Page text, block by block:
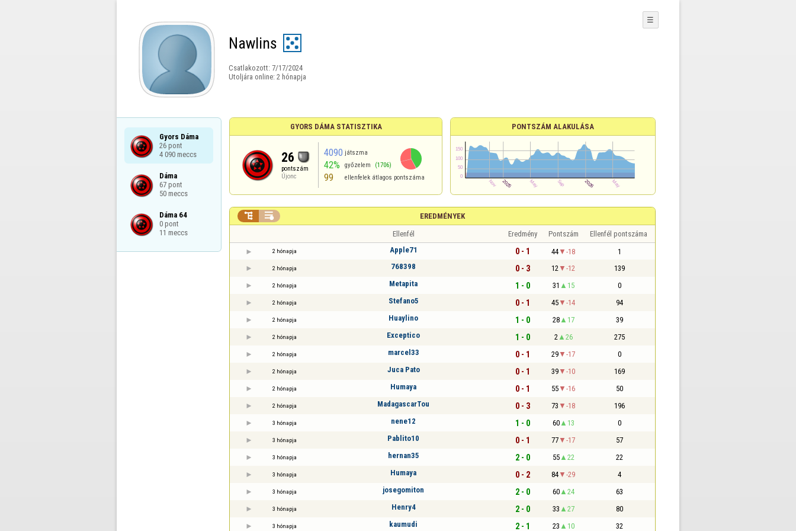
Nawlins
Csatlakozott: 7/17/2024
Utoljára online: 2 hónapja
☰
Gyors Dáma
26 pont
4 090 meccs
Dáma
67 pont
50 meccs
Dáma 64
0 pont
11 meccs
GYORS DÁMA STATISZTIKA
26
pontszám
Újonc
4090 játszma
42% győzelem (1706)
99 ellenfelek átlagos pontszáma
PONTSZÁM ALAKULÁSA
EREDMÉNYEK
 
Ellenfél Eredmény Pontszám Ellenfél pontszáma
2 hónapja Apple71 0 - 1 44 -18 1
2 hónapja 768398 0 - 3 12 -12 139
2 hónapja Metapita 1 - 0 31 15 0
2 hónapja Stefano5 0 - 1 45 -14 94
2 hónapja Huaylino 1 - 0 28 17 39
2 hónapja Exceptico 1 - 0 2 26 275
2 hónapja marcel33 0 - 1 29 -17 0
2 hónapja Juca Pato 0 - 1 39 -10 169
2 hónapja Humaya 0 - 1 55 -16 50
2 hónapja MadagascarTou 0 - 3 73 -18 196
3 hónapja nene12 1 - 0 60 13 0
3 hónapja Pablito10 0 - 1 77 -17 57
3 hónapja hernan35 2 - 0 55 22 22
3 hónapja Humaya 0 - 2 84 -29 4
3 hónapja josegomiton 2 - 0 60 24 63
3 hónapja Henry4 2 - 0 33 27 80
3 hónapja kaumudi 2 - 1 23 10 32